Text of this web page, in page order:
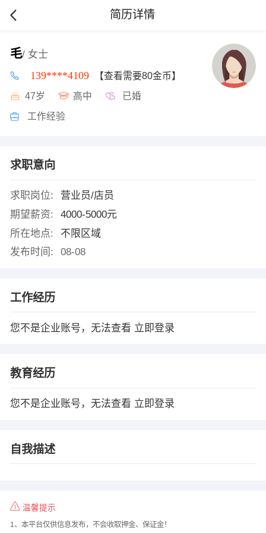
简历详情
毛/ 女士
139****4109 【查看需要80金币】
47岁 高中 已婚
工作经验
求职意向
求职岗位:
营业员/店员
期望薪资:
4000-5000元
所在地点:
不限区域
发布时间:
08-08
工作经历
您不是企业账号，无法查看 立即登录
教育经历
您不是企业账号，无法查看 立即登录
自我描述
温馨提示
1、本平台仅供信息发布，不会收取押金、保证金！